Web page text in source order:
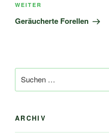
Nächster
Beitrag
WEITER
Geräucherte Forellen
nach:
ARCHIV